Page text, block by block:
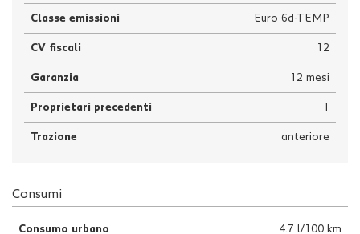
Classe emissioni Euro 6d-TEMP
CV fiscali 12
Garanzia 12 mesi
Proprietari precedenti 1
Trazione anteriore
Consumi
Consumo urbano 4.7 l/100 km